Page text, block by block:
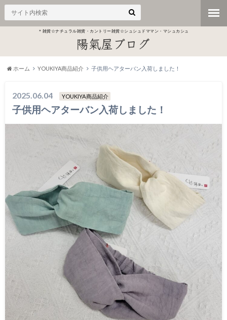
＊雑貨☆ナチュラル雑貨・カントリー雑貨☆シュシュドママン・マシュカシュ
ホーム YOUKIYA商品紹介 子供用ヘアターバン入荷しました！
2025.06.04 YOUKIYA商品紹介
子供用ヘアターバン入荷しました！